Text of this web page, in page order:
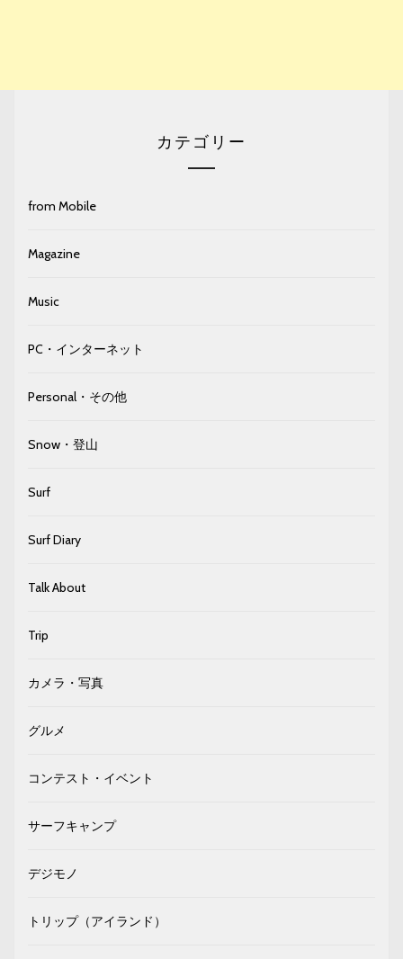
カテゴリー
from Mobile
Magazine
Music
PC・インターネット
Personal・その他
Snow・登山
Surf
Surf Diary
Talk About
Trip
カメラ・写真
グルメ
コンテスト・イベント
サーフキャンプ
デジモノ
トリップ（アイランド）